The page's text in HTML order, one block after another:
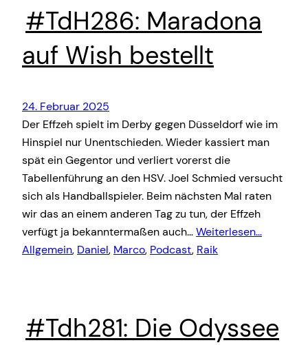
#TdH286: Maradona
auf Wish bestellt
24. Februar 2025
Der Effzeh spielt im Derby gegen Düsseldorf wie im
Hinspiel nur Unentschieden. Wieder kassiert man
spät ein Gegentor und verliert vorerst die
Tabellenführung an den HSV. Joel Schmied versucht
sich als Handballspieler. Beim nächsten Mal raten
wir das an einem anderen Tag zu tun, der Effzeh
verfügt ja bekanntermaßen auch…Weiterlesen…
Allgemein, Daniel, Marco, Podcast, Raik
#Tdh281: Die Odyssee